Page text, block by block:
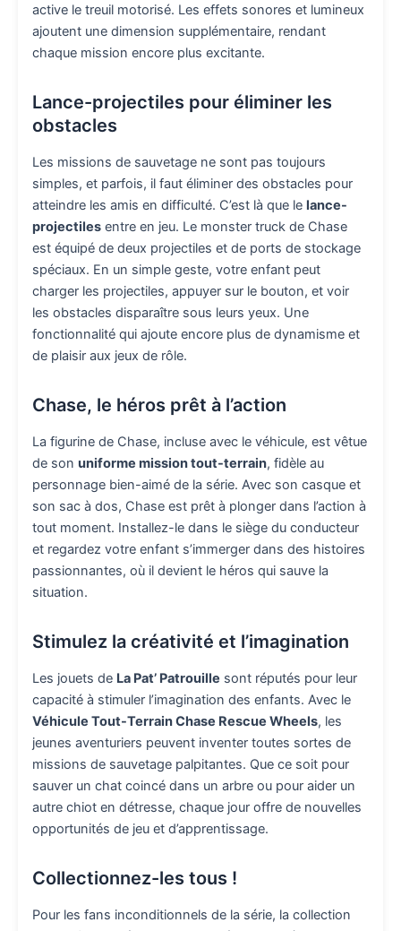
active le treuil motorisé. Les effets sonores et lumineux
ajoutent une dimension supplémentaire, rendant
chaque mission encore plus excitante.
Lance-projectiles pour éliminer les
obstacles
Les missions de sauvetage ne sont pas toujours
simples, et parfois, il faut éliminer des obstacles pour
atteindre les amis en difficulté. C’est là que le lance-
projectiles entre en jeu. Le monster truck de Chase
est équipé de deux projectiles et de ports de stockage
spéciaux. En un simple geste, votre enfant peut
charger les projectiles, appuyer sur le bouton, et voir
les obstacles disparaître sous leurs yeux. Une
fonctionnalité qui ajoute encore plus de dynamisme et
de plaisir aux jeux de rôle.
Chase, le héros prêt à l’action
La figurine de Chase, incluse avec le véhicule, est vêtue
de son uniforme mission tout-terrain, fidèle au
personnage bien-aimé de la série. Avec son casque et
son sac à dos, Chase est prêt à plonger dans l’action à
tout moment. Installez-le dans le siège du conducteur
et regardez votre enfant s’immerger dans des histoires
passionnantes, où il devient le héros qui sauve la
situation.
Stimulez la créativité et l’imagination
Les jouets de La Pat’ Patrouille sont réputés pour leur
capacité à stimuler l’imagination des enfants. Avec le
Véhicule Tout-Terrain Chase Rescue Wheels, les
jeunes aventuriers peuvent inventer toutes sortes de
missions de sauvetage palpitantes. Que ce soit pour
sauver un chat coincé dans un arbre ou pour aider un
autre chiot en détresse, chaque jour offre de nouvelles
opportunités de jeu et d’apprentissage.
Collectionnez-les tous !
Pour les fans inconditionnels de la série, la collection